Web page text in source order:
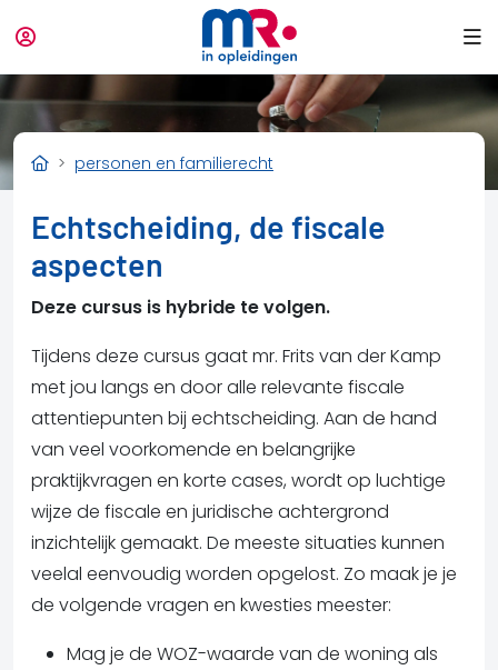
personen en familierecht
Echtscheiding, de fiscale
aspecten
Deze cursus is hybride te volgen.
Tijdens deze cursus gaat mr. Frits van der Kamp
met jou langs en door alle relevante fiscale
attentiepunten bij echtscheiding. Aan de hand
van veel voorkomende en belangrijke
praktijkvragen en korte cases, wordt op luchtige
wijze de fiscale en juridische achtergrond
inzichtelijk gemaakt. De meeste situaties kunnen
veelal eenvoudig worden opgelost. Zo maak je je
de volgende vragen en kwesties meester:
Mag je de WOZ-waarde van de woning als